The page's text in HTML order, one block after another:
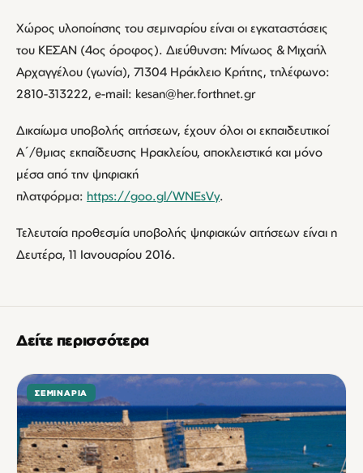
Χώρος υλοποίησης του σεμιναρίου είναι οι εγκαταστάσεις
του ΚΕΣΑΝ (4ος όροφος). Διεύθυνση: Μίνωος & Μιχαήλ
Αρχαγγέλου (γωνία), 71304 Ηράκλειο Κρήτης, τηλέφωνο:
2810-313222, e-mail: kesan@her.forthnet.gr
Δικαίωμα υποβολής αιτήσεων, έχουν όλοι οι εκπαιδευτικοί
Α΄/θμιας εκπαίδευσης Ηρακλείου, αποκλειστικά και μόνο
μέσα από την ψηφιακή
πλατφόρμα: https://goo.gl/WNEsVy.
Τελευταία προθεσμία υποβολής ψηφιακών αιτήσεων είναι η
Δευτέρα, 11 Ιανουαρίου 2016.
Δείτε περισσότερα
ΣΕΜΙΝΆΡΙΑ